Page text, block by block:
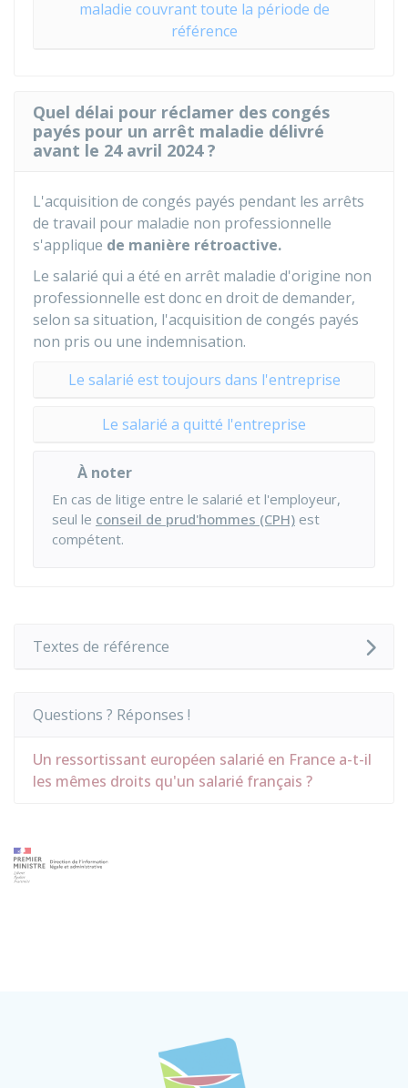
maladie couvrant toute la période de
référence
Quel délai pour réclamer des congés
payés pour un arrêt maladie délivré
avant le 24 avril 2024 ?
L'acquisition de congés payés pendant les arrêts
de travail pour maladie non professionnelle
s'applique de manière rétroactive.
Le salarié qui a été en arrêt maladie d'origine non
professionnelle est donc en droit de demander,
selon sa situation, l'acquisition de congés payés
non pris ou une indemnisation.
Le salarié est toujours dans l'entreprise
Le salarié a quitté l'entreprise
À noter
En cas de litige entre le salarié et l'employeur,
seul le conseil de prud'hommes (CPH) est
compétent.
Textes de référence
Questions ? Réponses !
Un ressortissant européen salarié en France a-t-il
les mêmes droits qu'un salarié français ?